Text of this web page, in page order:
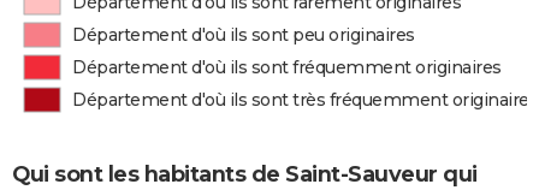
Département d'où ils sont peu originaires
Département d'où ils sont fréquemment originaires
Département d'où ils sont très fréquemment originaires
Qui sont les habitants de Saint-Sauveur qui